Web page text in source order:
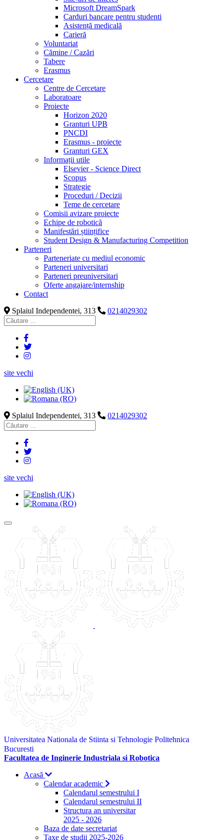
Microsoft DreamSpark
Carduri bancare pentru studenti
Asistență medicală
Carieră
Voluntariat
Cămine / Cazări
Tabere
Erasmus
Cercetare
Centre de Cercetare
Laboratoare
Proiecte
Horizon 2020
Granturi UPB
PNCDI
Erasmus - proiecte
Granturi GEX
Informații utile
Elsevier - Science Direct
Scopus
Strategie
Proceduri / Decizii
Teme de cercetare
Comisii avizare proiecte
Echipe de robotică
Manifestări științifice
Student Design & Manufacturing Competition
Parteneri
Parteneriate cu mediul economic
Parteneri universitari
Parteneri preuniversitari
Oferte angajare/internship
Contact
Splaiul Independentei, 313
0214029302
site vechi
Splaiul Independentei, 313 0214029302
site vechi
Universitatea Nationala de Stiinta si Tehnologie Politehnica
Bucuresti
Facultatea de Inginerie Industriala si Robotica
Acasă
Calendar academic
Calendarul semestrului I
Calendarul semestrului II
Structura an universitar
2025 - 2026
Baza de date secretariat
Taxe de studii 2025-2026